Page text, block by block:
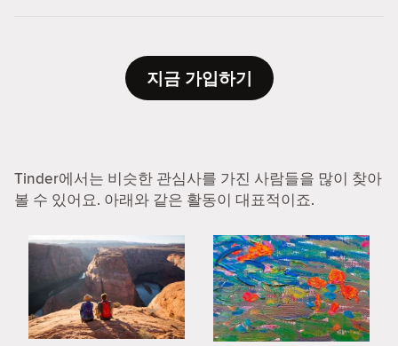
지금 가입하기
Tinder에서는 비슷한 관심사를 가진 사람들을 많이 찾아
볼 수 있어요. 아래와 같은 활동이 대표적이죠.